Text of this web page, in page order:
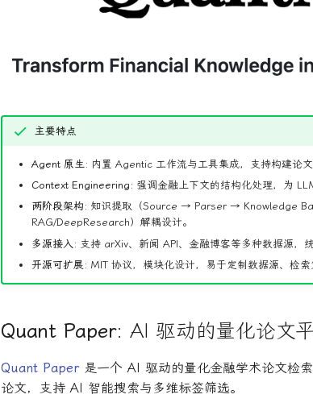
主要特点
Agent 原生: 内置 Agentic 工作流与工具集成，支持构建论
Context Engineering: 强调金融上下文的结构化处理，为
两阶段架构: 知识提取（Source → Parser → Knowledge
RAG/DeepResearch）解耦设计。
多源接入: 支持 arXiv、新闻 API、金融博客等多种数据源，
开源可扩展: MIT 协议，模块化设计，易于定制数据源、检索
Quant Paper: AI 驱动的量化论文
Quant Paper 是一个 AI 驱动的量化金融学术论文检
论文，支持 AI 智能搜索与多维标签筛选。